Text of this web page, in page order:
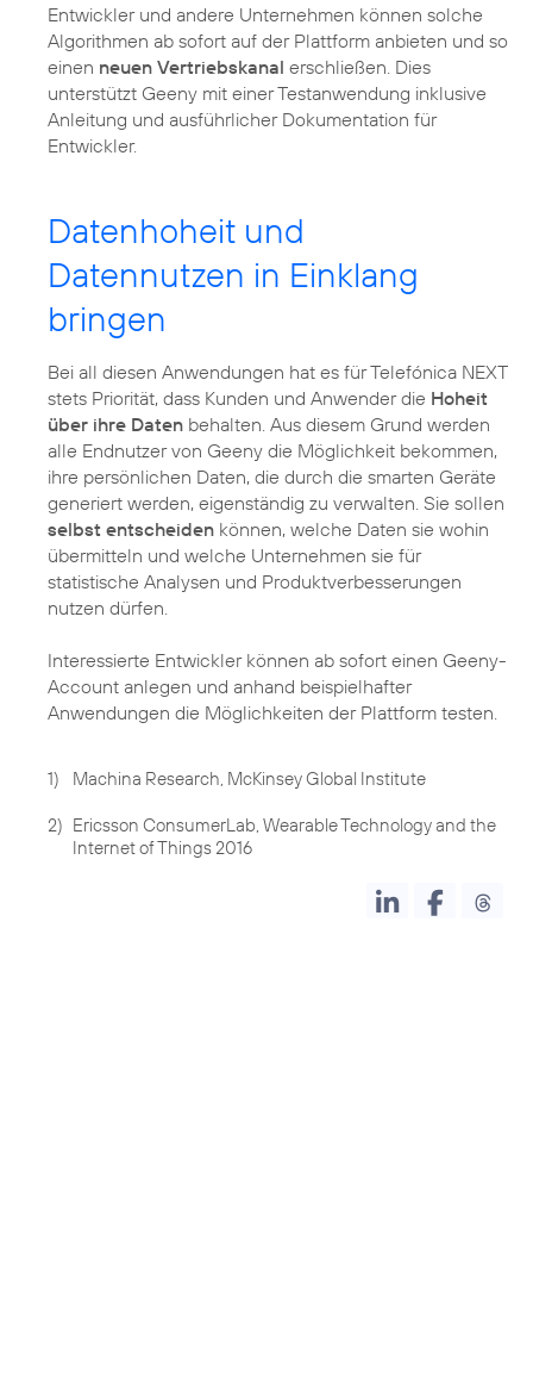
Entwickler und andere Unternehmen können solche
Algorithmen ab sofort auf der Plattform anbieten und so
einen neuen Vertriebskanal erschließen. Dies
unterstützt Geeny mit einer Testanwendung inklusive
Anleitung und ausführlicher Dokumentation für
Entwickler.
Datenhoheit und
Datennutzen in Einklang
bringen
Bei all diesen Anwendungen hat es für Telefónica NEXT
stets Priorität, dass Kunden und Anwender die Hoheit
über ihre Daten behalten. Aus diesem Grund werden
alle Endnutzer von Geeny die Möglichkeit bekommen,
ihre persönlichen Daten, die durch die smarten Geräte
generiert werden, eigenständig zu verwalten. Sie sollen
selbst entscheiden können, welche Daten sie wohin
übermitteln und welche Unternehmen sie für
statistische Analysen und Produktverbesserungen
nutzen dürfen.
Interessierte Entwickler können ab sofort einen Geeny-
Account anlegen und anhand beispielhafter
Anwendungen die Möglichkeiten der Plattform testen.
1) Machina Research, McKinsey Global Institute
2) Ericsson ConsumerLab, Wearable Technology and the
Internet of Things 2016